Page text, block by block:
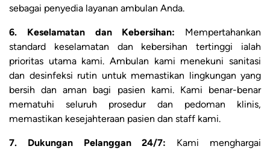
sebagai penyedia layanan ambulan Anda.
6. Keselamatan dan Kebersihan: Mempertahankan
standard keselamatan dan kebersihan tertinggi ialah
prioritas utama kami. Ambulan kami menekuni sanitasi
dan desinfeksi rutin untuk memastikan lingkungan yang
bersih dan aman bagi pasien kami. Kami benar-benar
mematuhi seluruh prosedur dan pedoman klinis,
memastikan kesejahteraan pasien dan staff kami.
7. Dukungan Pelanggan 24/7: Kami menghargai